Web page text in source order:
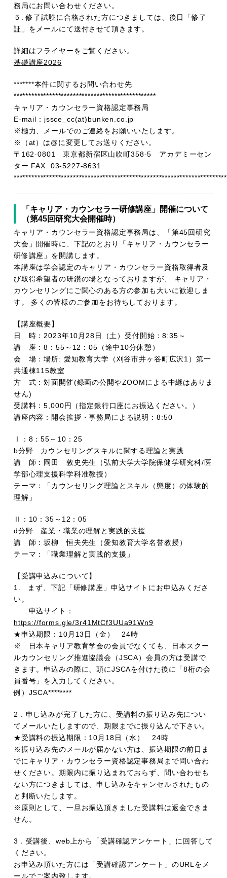
務局にお問い合わせください。
５. 修了試験に合格された方につきましては、後日「修了
証」をメールにて送付させて頂きます。
詳細はフライヤーをご覧ください。
基礎講座2026
*******本件に関するお問い合わせ先
************************************************
キャリア・カウンセラー資格認定事務局
E-mail：jssce_cc(at)bunken.co.jp
※極力、メールでのご連絡をお願いいたします。
※（at）は@に変更してお送りください。
〒162-0801 東京都新宿区山吹町358-5 アカデミーセン
ター FAX: 03-5227-8631
「キャリア・カウンセラー研修講座」開催について
（第45回研究大会開催時）
キャリア・カウンセラー資格認定事務局は、「第45回研究
大会」開催時に、下記のとおり「キャリア・カウンセラー
研修講座」を開講します。
本講座は学会認定のキャリア・カウンセラー資格取得者及
び取得希望者の研鑽の場となっておりますが、 キャリア・
カウンセリングにご関心のある方の参加も大いに歓迎しま
す。 多くの皆様のご参加をお待ちしております。
【講座概要】
日 時：2023年10月28日（土）受付開始：8:35～
講 座：8：55～12：05（途中10分休憩）
会 場：場所: 愛知教育大学（刈谷市井ヶ谷町広沢1）第一
共通棟115教室
方 式：対面開催(録画の公開やZOOMによる中継はありま
せん)
受講料：5,000円（指定銀行口座にお振込ください。）
講座内容：開会挨拶・事務局による説明：8:50
Ⅰ：8：55～10：25
b分野 カウンセリングスキルに関する理論と実践
講 師：岡田 敦史先生（弘前大学大学院保健学研究科/医
学部心理支援科学科准教授）
テーマ：「カウンセリング理論とスキル（態度）の体験的
理解」
Ⅱ：10：35～12：05
d分野 産業・職業の理解と実践的支援
講 師：坂柳 恒夫先生（愛知教育大学名誉教授）
テーマ：「職業理解と実践的支援」
【受講申込みについて】
1. まず、下記「研修講座」申込サイトにお申込みくださ
い。
申込サイト：
https://forms.gle/3r41MtCf3UUa91Wn9
★申込期限：10月13日（金） 24時
※ 日本キャリア教育学会の会員でなくても、日本スクー
ルカウンセリング推進協議会（JSCA）会員の方は受講で
きます。申込みの際に、頭にJSCAを付けた後に「8桁の会
員番号」を入力してください。
例）JSCA********
2．申し込みが完了した方に、受講料の振り込み先につい
てメールいたしますので、期限までに振り込んで下さい。
★受講料の振込期限：10月18日（水） 24時
※振り込み先のメールが届かない方は、振込期限の前日ま
でにキャリア・カウンセラー資格認定事務局まで問い合わ
せください。期限内に振り込まれておらず、問い合わせも
ない方につきましては、申し込みをキャンセルされたもの
と判断いたします。
※原則として、一旦お振込頂きました受講料は返金できま
せん。
3．受講後、web上から「受講確認アンケート」に回答して
ください。
お申込み頂いた方には「受講確認アンケート」のURLをメ
ールでご案内致します。